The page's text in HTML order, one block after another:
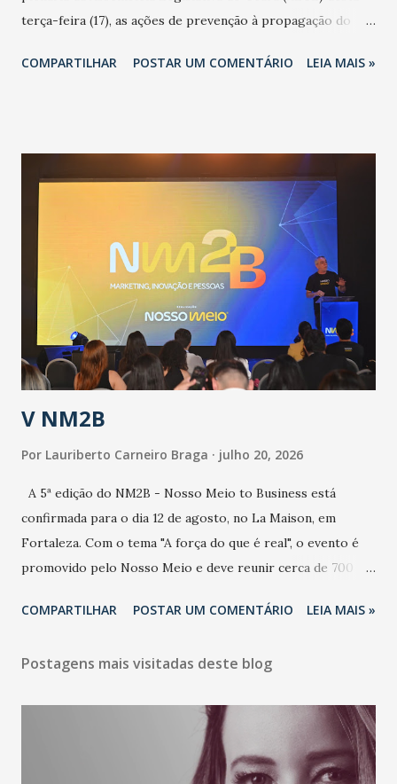
terça-feira (17), as ações de prevenção à propagação do
adotadas pelo Governo do Estado na contenção da
população suspeita e de cuidados com os ambientes
públicos e domiciliares. “Nós não estamos vivendo uma
epidemia comum, como temos em todos os anos, com
aumento de casos de dengue, influenza ou H1N1. Trata-se
de uma epidemia com um vírus diferente, com um poder de
contaminação maior que outros coronavírus”, apontou o
secretário. Segundo ele, é uma epidemia com chance de
contaminação alta, podendo gerar um grande risco à
população e ao sistema de saúde. “Precisamos saber fazer a
estratificação do risco da doença, para não so...
COMPARTILHAR POSTAR UM COMENTÁRIO LEIA MAIS »
V NM2B
Por Lauriberto Carneiro Braga julho 20, 2026
A 5ª edição do NM2B - Nosso Meio to Business está
confirmada para o dia 12 de agosto, no La Maison, em
Fortaleza. Com o tema "A força do que é real", o evento é
promovido pelo Nosso Meio e deve reunir cerca de 700
e lideranças do Mercado Nacional. Desde 2022, o NM2B
de negócios do Nordeste, reunindo profissionais de marcas
LinkedIn, VISA, Grupo 3corações, TikTok e M. Dias Branco.
A nova edição chega em um momento em que autenticidade
e consistência ganham peso nas conversas sobre marca,
COMPARTILHAR POSTAR UM COMENTÁRIO LEIA MAIS »
Postagens mais visitadas deste blog